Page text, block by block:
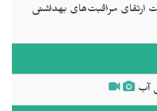
مراقبت‌های بهداشتی
آب